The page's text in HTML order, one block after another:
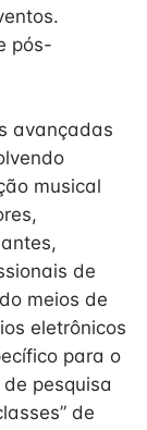
pós-
avançadas
musical
de
meios de
eletrônicos
para o
pesquisa
de